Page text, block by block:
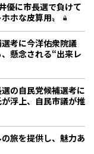
優に市長選で負けて
ホな皮算用〟
選考に今洋佑衆院議
懸念される“出来レ
の自民党候補選考に
浮上、自民市議が推
旅を提供し、魅力あ